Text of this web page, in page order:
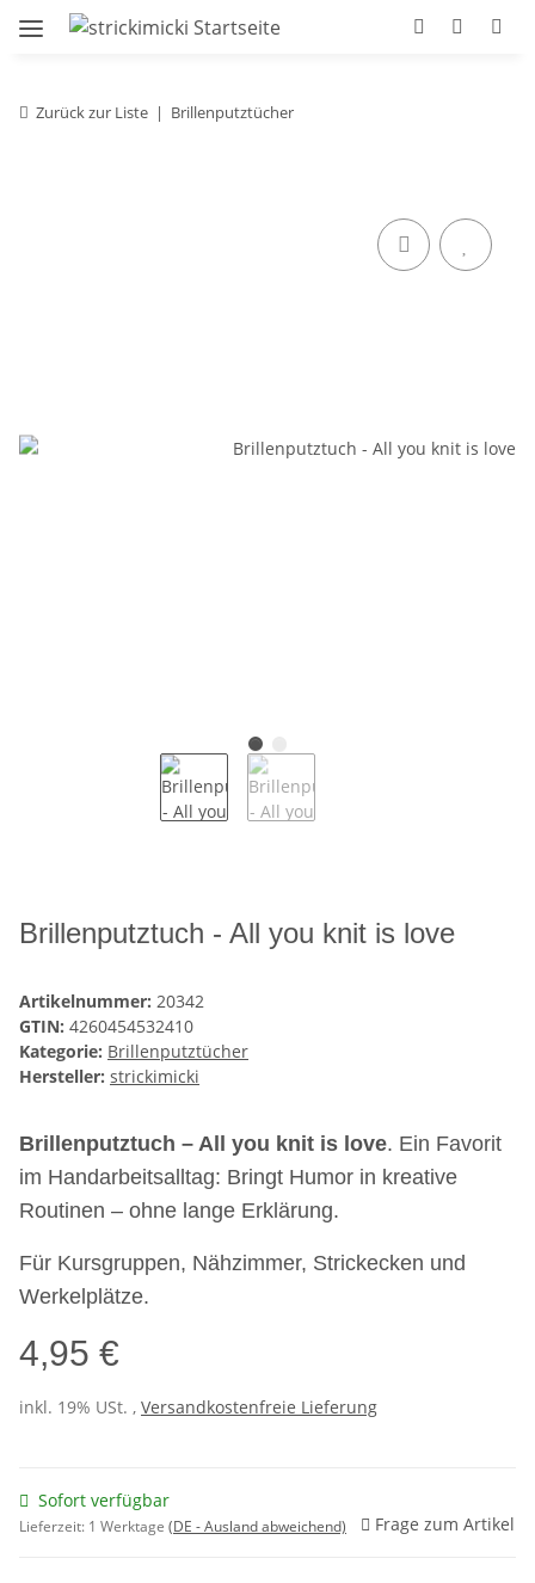
Zurück zur Liste Brillenputztücher
Brillenputztuch - All you knit is love
Artikelnummer: 20342
GTIN: 4260454532410
Kategorie: Brillenputztücher
Hersteller: strickimicki
Brillenputztuch – All you knit is love. Ein Favorit
im Handarbeitsalltag: Bringt Humor in kreative
Routinen – ohne lange Erklärung.
Für Kursgruppen, Nähzimmer, Strickecken und
Werkelplätze.
4,95 €
inkl. 19% USt. , Versandkostenfreie Lieferung
Sofort verfügbar
Lieferzeit: 1 Werktage (DE - Ausland abweichend) Frage zum Artikel